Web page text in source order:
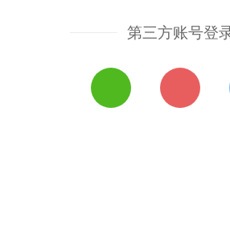
第三方账号登